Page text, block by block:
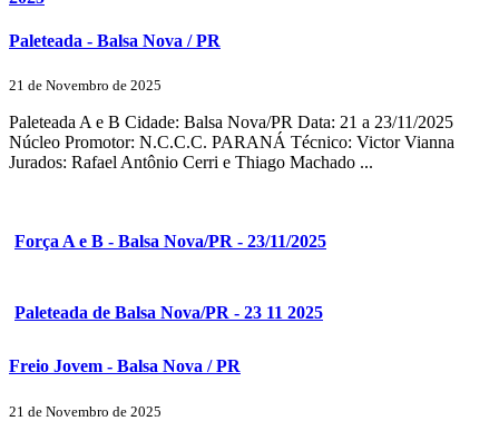
Paleteada - Balsa Nova / PR
21 de Novembro de 2025
Paleteada A e B Cidade: Balsa Nova/PR Data: 21 a 23/11/2025
Núcleo Promotor: N.C.C.C. PARANÁ Técnico: Victor Vianna
Jurados: Rafael Antônio Cerri e Thiago Machado ...
Força A e B - Balsa Nova/PR - 23/11/2025
Paleteada de Balsa Nova/PR - 23 11 2025
Freio Jovem - Balsa Nova / PR
21 de Novembro de 2025